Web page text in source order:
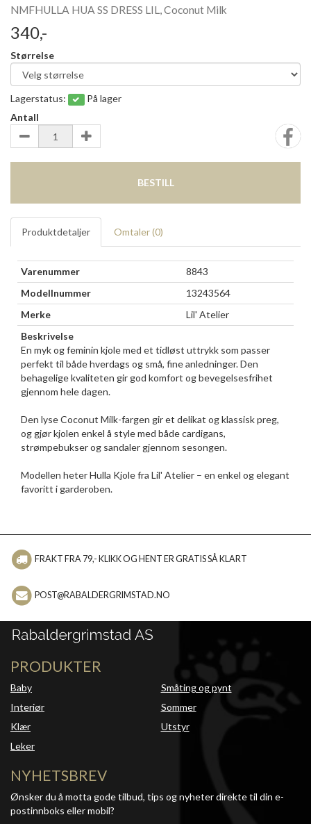
NMFHULLA HUA SS DRESS LIL, Coconut Milk
340,-
Størrelse
Lagerstatus:
På lager
Antall
BESTILL
Produktdetaljer Omtaler (0)
Varenummer
8843
Modellnummer
13243564
Merke
Lil' Atelier
Beskrivelse
En myk og feminin kjole med et tidløst uttrykk som passer
perfekt til både hverdags og små, fine anledninger. Den
behagelige kvaliteten gir god komfort og bevegelsesfrihet
gjennom hele dagen.
Den lyse Coconut Milk-fargen gir et delikat og klassisk preg,
og gjør kjolen enkel å style med både cardigans,
strømpebukser og sandaler gjennom sesongen.
Modellen heter Hulla Kjole fra Lil' Atelier – en enkel og elegant
favoritt i garderoben.
FRAKT FRA 79,- KLIKK OG HENT ER GRATIS SÅ KLART
POST@RABALDERGRIMSTAD.NO
PRODUKTER
Baby
Interiør
Klær
Leker
Småting og pynt
Sommer
Utstyr
NYHETSBREV
Ønsker du å motta gode tilbud, tips og nyheter direkte til din e-
postinnboks eller mobil?